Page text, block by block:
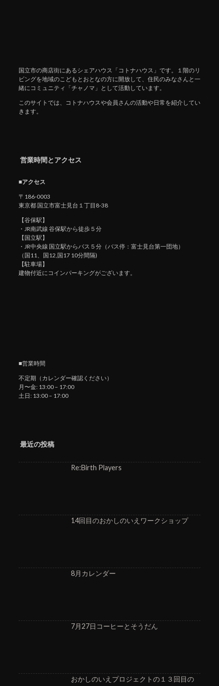
国立市の商店街にあるシェアハウス「コトナハウス」です。１階のリ
ビングを地域のこどもとおとなの方に開放して、住民のみなさんと一
緒にコミュニティ「チャノマ」として活動しています。
このサイトでは、コトナハウスや会員さんの活動や日常を紹介してい
きます。
営業時間とアクセス
■アクセス
〒186-0003
東京都 国立市富士見台１丁目8-38
【谷保駅】
・JR南武線 谷保駅から徒歩５分
【国立駅】
・JR中央線 国立駅からバス５分（バス停：富士見台第一団地）
（国11、国12,国17 10分間隔)
【駐車場】
建物付近にコインパーキングがございます。
■営業時間
不定期（カレンダー確認ください）
月〜金: 13:00 – 17:00
土日: 13:00 – 17:00
最近の投稿
Re:Birth Players
14回目のおかしのいえワークショップ
8月カレンダー
7月27日コーヒーとそうだん
おかしのいえプロジェクトの１３回目の